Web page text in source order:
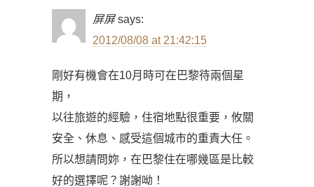
屏屏 says:
2012/08/08 at 21:42:15
剛好有機會在10月時可在巴黎待兩個星
期，
以往旅遊的經驗，住宿地點很重要，攸關
安全、休息、感受這個城市的重責大任。
所以想請問妳，在巴黎住在哪幾區是比較
好的選擇呢？謝謝呦！